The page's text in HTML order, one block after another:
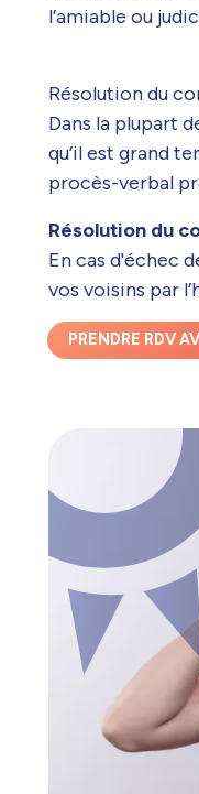
l’amiable ou
Résolution du
Dans la plupart
qu’il est grand
procès-verbal
Résolution du
En cas d'échec
vos voisins par
PRENDRE RDV